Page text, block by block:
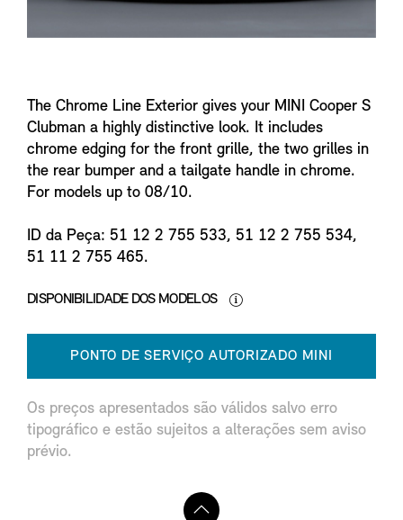
The Chrome Line Exterior gives your MINI Cooper S
Clubman a highly distinctive look. It includes
chrome edging for the front grille, the two grilles in
the rear bumper and a tailgate handle in chrome.
For models up to 08/10.
ID da Peça: 51 12 2 755 533, 51 12 2 755 534,
51 11 2 755 465.
DISPONIBILIDADE DOS MODELOS
PONTO DE SERVIÇO AUTORIZADO MINI
Os preços apresentados são válidos salvo erro
tipográfico e estão sujeitos a alterações sem aviso
prévio.